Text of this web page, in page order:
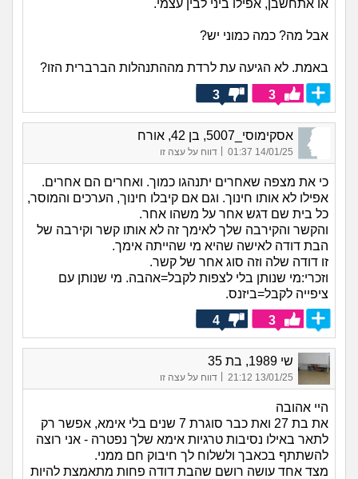
או אתחשבן, אפילו ביני לבין עצמי.
אבל מה? כמה כמוני יש?
באמת. לא הגיעה עת לרדת מההתנהלות הברברית הזו?
3
3
אסקימוסי_5007, בן 42, אורח
14/01/25 01:37
| דווח על עצה זו
כי את מצפה שאחרים יתנהגו כמוך. ואחרים הם אחרים.
אפילו לא אותו חינוך. וגם אם קיבלו חינוך, הערכים והמוסר,
כל בית שם דגש אחר על משהו אחר.
והקשר והקירבה שלך לאימך זה לא אותו קשר וקירבה של
הבת דודה לאישה שהיא מי שהייתה אימך.
זו דודה שלה וזה סוג אחר של קשר.
וזכרי:מי שנותן בלי לצפות לקבל=אהבה. מי שנותן עם
ציפייה לקבל=ביזנס.
3
4
שי 1989, בת 35
13/01/25 21:12
| דווח על עצה זו
היי אהובה
את בת 27 ואת כבר סוגרת 7 שנים בלי אימא, אפשר רק
לתאר באילו נסיבות טרגיות אימא שלך נפטרה - אני רוצה
להשתתף בכאבך ולשלוח לך חיבוק חם ממני.
מצד אחד עושה רושם שהבת דודה פחות מתאמצת להיות